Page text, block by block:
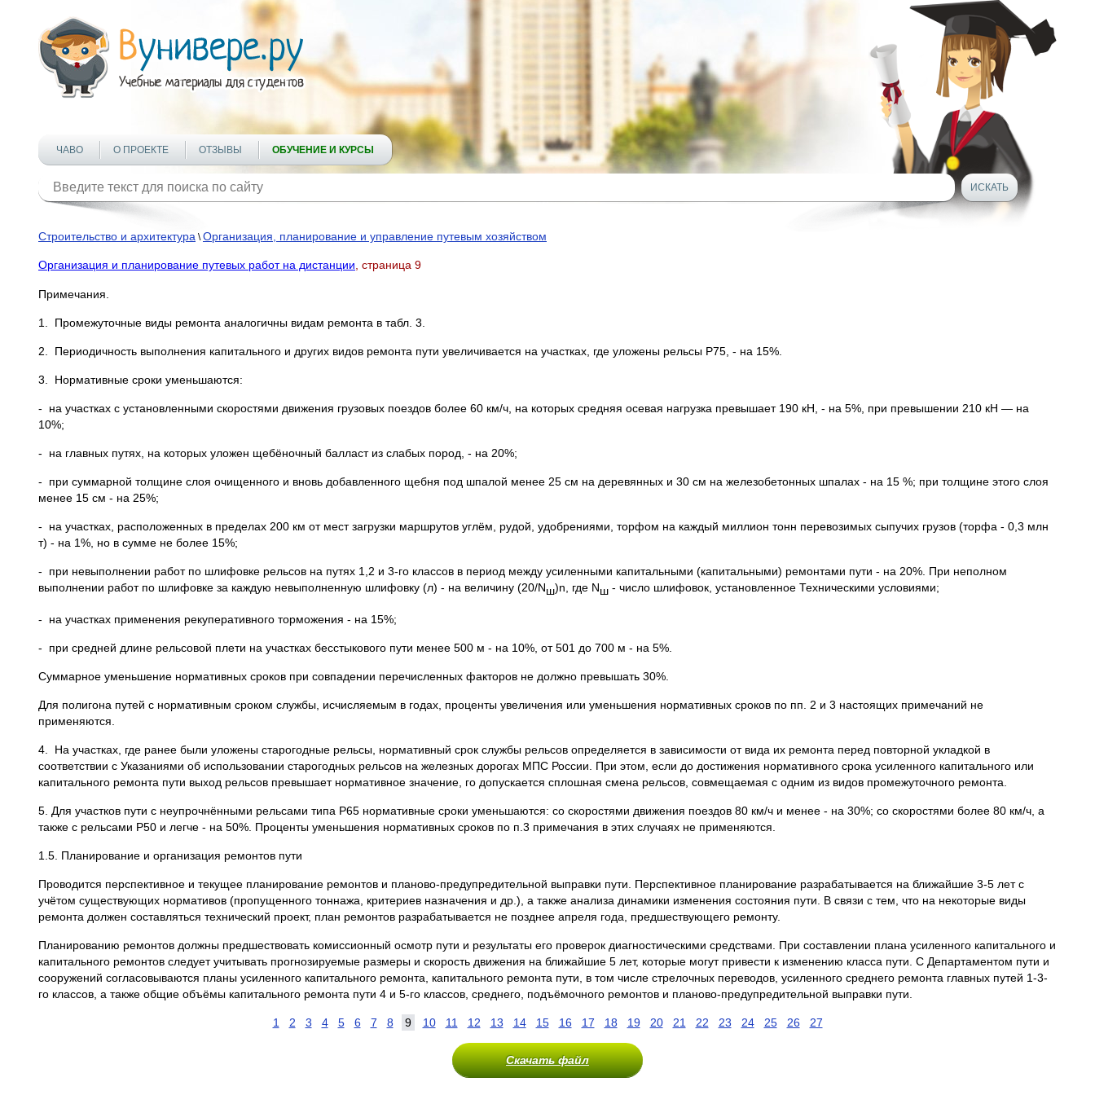
ЧАВО О ПРОЕКТЕ ОТЗЫВЫ ОБУЧЕНИЕ И КУРСЫ
Строительство и архитектура \Организация, планирование и управление путевым хозяйством
Организация и планирование путевых работ на дистанции , страница 9
Примечания.
1. Промежуточные виды ремонта аналогичны видам ремонта в табл. 3.
2. Периодичность выполнения капитального и других видов ремонта пути увеличивается на участках, где уложены рельсы Р75, - на 15%.
3. Нормативные сроки уменьшаются:
- на участках с установленными скоростями движения грузовых поездов более 60 км/ч, на которых средняя осевая нагрузка превышает 190 кН, - на 5%, при превышении 210 кН — на
10%;
- на главных путях, на которых уложен щебёночный балласт из слабых пород, - на 20%;
- при суммарной толщине слоя очищенного и вновь добавленного щебня под шпалой менее 25 см на деревянных и 30 см на железобетонных шпалах - на 15 %; при толщине этого слоя
менее 15 см - на 25%;
- на участках, расположенных в пределах 200 км от мест загрузки маршрутов углём, рудой, удобрениями, торфом на каждый миллион тонн перевозимых сыпучих грузов (торфа - 0,3 млн
т) - на 1%, но в сумме не более 15%;
- при невыполнении работ по шлифовке рельсов на путях 1,2 и 3-го классов в период между усиленными капитальными (капитальными) ремонтами пути - на 20%. При неполном
выполнении работ по шлифовке за каждую невыполненную шлифовку (л) - на величину (20/Nш)n, где Nш - число шлифовок, установленное Техническими условиями;
- на участках применения рекуперативного торможения - на 15%;
- при средней длине рельсовой плети на участках бесстыкового пути менее 500 м - на 10%, от 501 до 700 м - на 5%.
Суммарное уменьшение нормативных сроков при совпадении перечисленных факторов не должно превышать 30%.
Для полигона путей с нормативным сроком службы, исчисляемым в годах, проценты увеличения или уменьшения нормативных сроков по пп. 2 и 3 настоящих примечаний не
применяются.
4. На участках, где ранее были уложены старогодные рельсы, нормативный срок службы рельсов определяется в зависимости от вида их ремонта перед повторной укладкой в
соответствии с Указаниями об использовании старогодных рельсов на железных дорогах МПС России. При этом, если до достижения нормативного срока усиленного капитального или
капитального ремонта пути выход рельсов превышает нормативное значение, го допускается сплошная смена рельсов, совмещаемая с одним из видов промежуточного ремонта.
5. Для участков пути с неупрочнёнными рельсами типа Р65 нормативные сроки уменьшаются: со скоростями движения поездов 80 км/ч и менее - на 30%; со скоростями более 80 км/ч, а
также с рельсами Р50 и легче - на 50%. Проценты уменьшения нормативных сроков по п.3 примечания в этих случаях не применяются.
1.5. Планирование и организация ремонтов пути
Проводится перспективное и текущее планирование ремонтов и планово-предупредительной выправки пути. Перспективное планирование разрабатывается на ближайшие 3-5 лет с
учётом существующих нормативов (пропущенного тоннажа, критериев назначения и др.), а также анализа динамики изменения состояния пути. В связи с тем, что на некоторые виды
ремонта должен составляться технический проект, план ремонтов разрабатывается не позднее апреля года, предшествующего ремонту.
Планированию ремонтов должны предшествовать комиссионный осмотр пути и результаты его проверок диагностическими средствами. При составлении плана усиленного капитального и
капитального ремонтов следует учитывать прогнозируемые размеры и скорость движения на ближайшие 5 лет, которые могут привести к изменению класса пути. С Департаментом пути и
сооружений согласовываются планы усиленного капитального ремонта, капитального ремонта пути, в том числе стрелочных переводов, усиленного среднего ремонта главных путей 1-3-
го классов, а также общие объёмы капитального ремонта пути 4 и 5-го классов, среднего, подъёмочного ремонтов и планово-предупредительной выправки пути.
1 2 3 4 5 6 7 8 9 10 11 12 13 14 15 16 17 18 19 20 21 22 23 24 25 26 27
Скачать файл